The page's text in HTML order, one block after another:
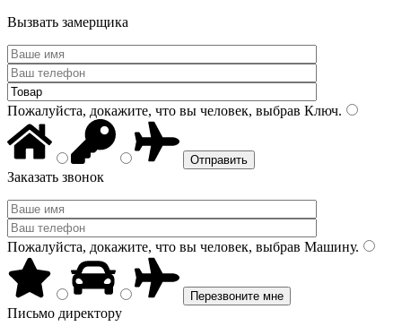
Вызвать замерщика
Пожалуйста, докажите, что вы человек, выбрав Ключ.
Заказать звонок
Пожалуйста, докажите, что вы человек, выбрав Машину.
Письмо директору